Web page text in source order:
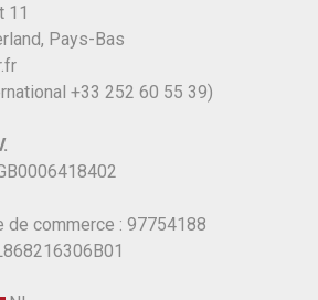
11
Pays-Bas
+33 252 60 55 39)
de commerce : 97754188